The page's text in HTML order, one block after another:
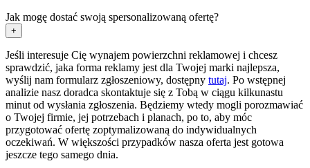
Jak mogę dostać swoją spersonalizowaną ofertę?
+
Jeśli interesuje Cię wynajem powierzchni reklamowej i chcesz
sprawdzić, jaka forma reklamy jest dla Twojej marki najlepsza,
wyślij nam formularz zgłoszeniowy, dostępny tutaj. Po wstępnej
analizie nasz doradca skontaktuje się z Tobą w ciągu kilkunastu
minut od wysłania zgłoszenia. Będziemy wtedy mogli porozmawiać
o Twojej firmie, jej potrzebach i planach, po to, aby móc
przygotować ofertę zoptymalizowaną do indywidualnych
oczekiwań. W większości przypadków nasza oferta jest gotowa
jeszcze tego samego dnia.